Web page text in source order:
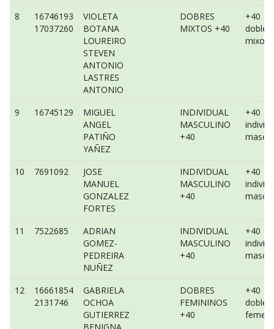
8
16746193
17037260
VIOLETA
BOTANA
LOUREIRO
STEVEN
ANTONIO
LASTRES
ANTONIO
DOBRES
MIXTOS +40
+40
dobles
mixo
9 16745129
MIGUEL
ANGEL
PATIÑO
YAÑEZ
INDIVIDUAL
MASCULINO
+40
+40
10 7691092
JOSE
MANUEL
GONZALEZ
FORTES
INDIVIDUAL
MASCULINO
+40
+40
11 7522685
ADRIAN
GOMEZ-
PEDREIRA
NUÑEZ
INDIVIDUAL
MASCULINO
+40
+40
12
16661854
2131746
GABRIELA
OCHOA
GUTIERREZ
DOBRES
FEMININOS
+40
+40
dobles